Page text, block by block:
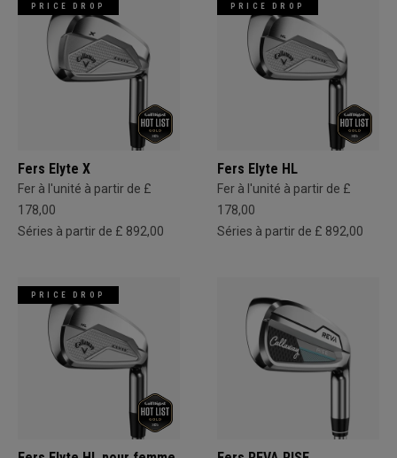
PRICE DROP
Fers Elyte X
Fer à l'unité à partir de £
178,00
Séries à partir de £ 892,00
PRICE DROP
Fers Elyte HL
Fer à l'unité à partir de £
178,00
Séries à partir de £ 892,00
PRICE DROP